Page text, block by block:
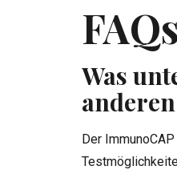
FAQs
Was
Der